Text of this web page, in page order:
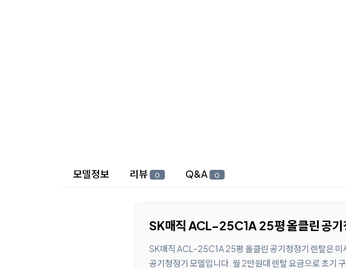
상세 정보
모델정보 리뷰 0 Q&A 0
SK매직 ACL-25C1A 25평 올클린 공기
SK매직 ACL-25C1A 25평 올클린 공기청정기 렌탈은 미
공기청정기 모델입니다. 월 2만원대 렌탈 요금으로 초기